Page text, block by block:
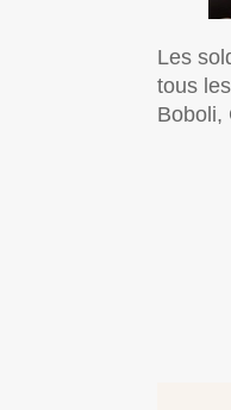
Les
tous
Boboli,